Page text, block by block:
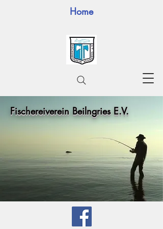
Home
Fischereiverein Beilngries E.V.